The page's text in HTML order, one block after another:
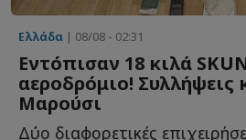
Ελλάδα | 08/08 - 02:31
Εντόπισαν 18 κιλά
αεροδρόμιο! Συλλήψεις
Μαρούσι